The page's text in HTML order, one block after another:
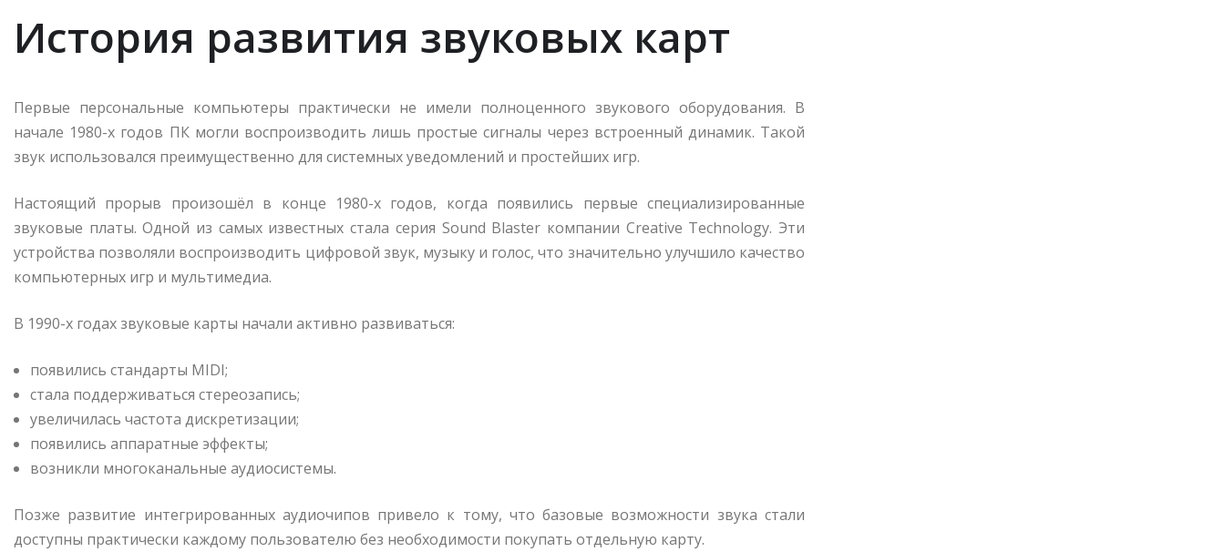
История развития звуковых карт
Первые персональные компьютеры практически не имели полноценного звукового оборудования. В
начале 1980-х годов ПК могли воспроизводить лишь простые сигналы через встроенный динамик. Такой
звук использовался преимущественно для системных уведомлений и простейших игр.
Настоящий прорыв произошёл в конце 1980-х годов, когда появились первые специализированные
звуковые платы. Одной из самых известных стала серия Sound Blaster компании Creative Technology. Эти
устройства позволяли воспроизводить цифровой звук, музыку и голос, что значительно улучшило качество
компьютерных игр и мультимедиа.
В 1990-х годах звуковые карты начали активно развиваться:
появились стандарты MIDI;
стала поддерживаться стереозапись;
увеличилась частота дискретизации;
появились аппаратные эффекты;
возникли многоканальные аудиосистемы.
Позже развитие интегрированных аудиочипов привело к тому, что базовые возможности звука стали
доступны практически каждому пользователю без необходимости покупать отдельную карту.